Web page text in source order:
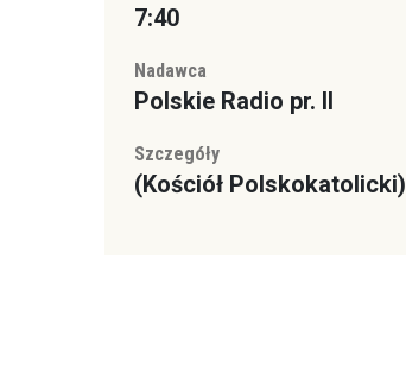
7:40
Nadawca
Polskie Radio pr. II
Szczegóły
(Kościół Polskokatolicki)